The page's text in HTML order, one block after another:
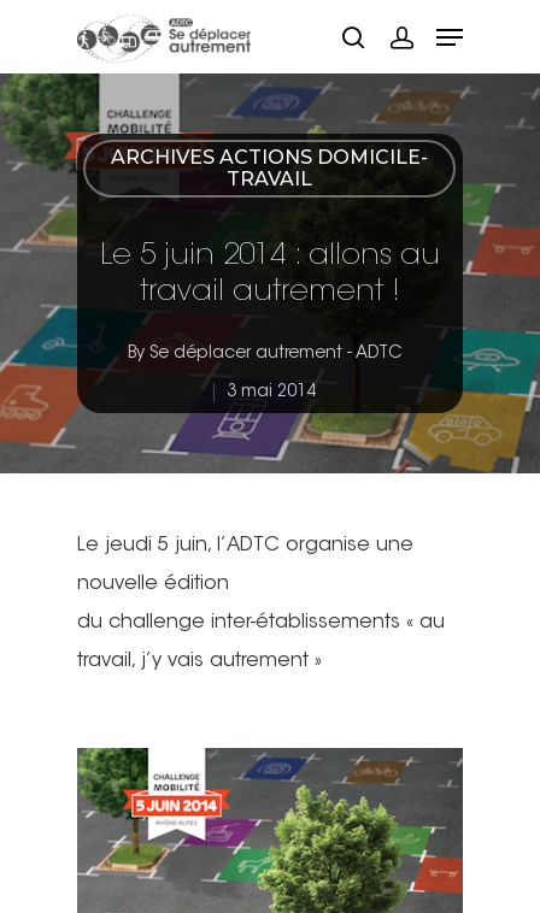
Hit enter to search or ESC to close
ARCHIVES ACTIONS DOMICILE-
TRAVAIL
Le 5 juin 2014 : allons au
travail autrement !
By Se déplacer autrement - ADTC
3 mai 2014
Le jeudi 5 juin, l’ADTC organise une
nouvelle édition
du challenge inter-établissements « au
travail, j’y vais autrement »